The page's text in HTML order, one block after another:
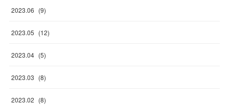
2023.06 (9)
2023.05 (12)
2023.04 (5)
2023.03 (8)
2023.02 (8)